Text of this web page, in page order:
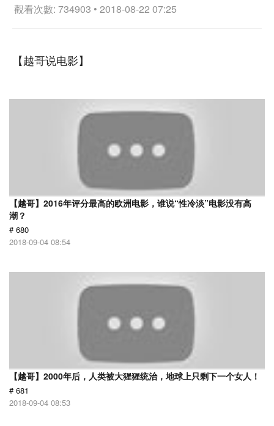
觀看次數: 734903 • 2018-08-22 07:25
【越哥说电影】
【越哥】2016年评分最高的欧洲电影，谁说“性冷淡”电影没有高
潮？
# 680
2018-09-04 08:54
【越哥】2000年后，人类被大猩猩统治，地球上只剩下一个女人！
# 681
2018-09-04 08:53